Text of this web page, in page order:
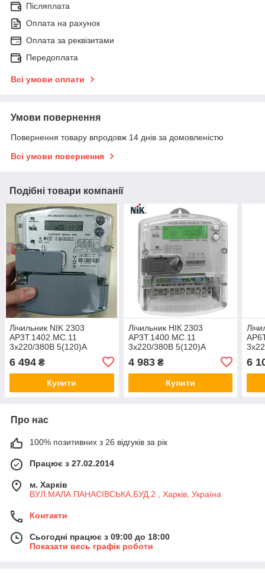
Післяплата
Оплата на рахунок
Оплата за реквізитами
Передоплата
Всі умови оплати
Умови повернення
Повернення товару впродовж 14 днів за домовленістю
Всі умови повернення
Подібні товари компанії
Лічильник NIK 2303
AP3T.1402.MC.11
3x220/380В 5(120)А
радіомодуль, реле,
магніто- та радіозахист.
6 494 ₴
Купити
Лічильник НІК 2303
AP3T.1400.MC.11
3x220/380В 5(120)А
радіомодуль, ІР54, магніто
- і радиозащита.
4 983₴
Купити
6
Про нас
100% позитивних з 26 відгуків за рік
Працює з 27.02.2014
м. Харків
ВУЛ.МАЛА ПАНАСІВСЬКА,БУД.2 , Харків, Україна
Контакти
Сьогодні працює з 09:00 до 18:00
Показати весь графік роботи